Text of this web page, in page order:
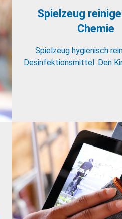
Spielzeug
Chemie
Spielzeug hygienisch
Desinfektionsmittel. Den